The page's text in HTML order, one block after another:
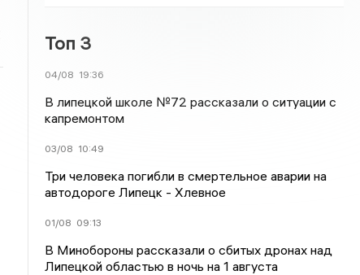
Топ 3
04/08 19:36
В липецкой школе №72 рассказали о ситуации с
капремонтом
03/08 10:49
Три человека погибли в смертельное аварии на
автодороге Липецк - Хлевное
01/08 09:13
В Минобороны рассказали о сбитых дронах над
Липецкой областью в ночь на 1 августа